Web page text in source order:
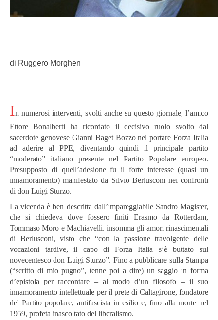
di Ruggero Morghen
In numerosi interventi, svolti anche su questo giornale, l’amico
Ettore Bonalberti ha ricordato il decisivo ruolo svolto dal
sacerdote genovese Gianni Baget Bozzo nel portare Forza Italia
ad aderire al PPE, diventando quindi il principale partito
“moderato” italiano presente nel Partito Popolare europeo.
Presupposto di quell’adesione fu il forte interesse (quasi un
innamoramento) manifestato da Silvio Berlusconi nei confronti
di don Luigi Sturzo.
La vicenda è ben descritta dall’impareggiabile Sandro Magister,
che si chiedeva dove fossero finiti Erasmo da Rotterdam,
Tommaso Moro e Machiavelli, insomma gli amori rinascimentali
di Berlusconi, visto che “con la passione travolgente delle
vocazioni tardive, il capo di Forza Italia s’è buttato sul
novecentesco don Luigi Sturzo”. Fino a pubblicare sulla Stampa
(“scritto di mio pugno”, tenne poi a dire) un saggio in forma
d’epistola per raccontare – al modo d’un filosofo – il suo
innamoramento intellettuale per il prete di Caltagirone, fondatore
del Partito popolare, antifascista in esilio e, fino alla morte nel
1959, profeta inascoltato del liberalismo.